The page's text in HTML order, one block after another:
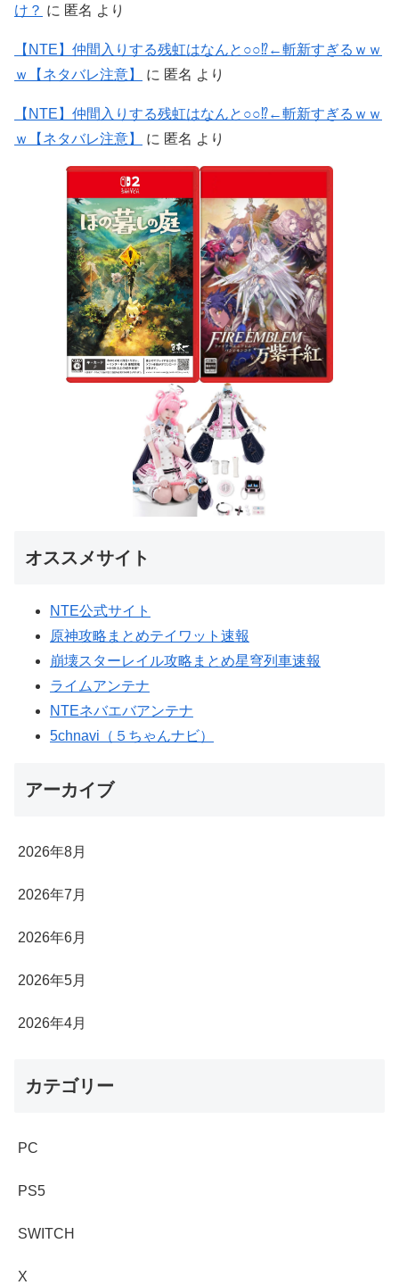
け？ に 匿名 より
【NTE】仲間入りする残虹はなんと○○⁉←斬新すぎるｗｗ
ｗ【ネタバレ注意】
に 匿名 より
【NTE】仲間入りする残虹はなんと○○⁉←斬新すぎるｗｗ
ｗ【ネタバレ注意】
に 匿名 より
オススメサイト
NTE公式サイト
原神攻略まとめテイワット速報
崩壊スターレイル攻略まとめ星穹列車速報
ライムアンテナ
NTEネバエバアンテナ
5chnavi（５ちゃんナビ）
アーカイブ
2026年8月
2026年7月
2026年6月
2026年5月
2026年4月
カテゴリー
PC
PS5
SWITCH
X